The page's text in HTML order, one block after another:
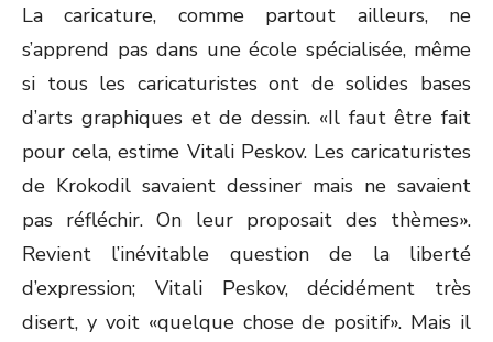
La caricature, comme partout ailleurs, ne
s’apprend pas dans une école spécialisée, même
si tous les caricaturistes ont de solides bases
d’arts graphiques et de dessin. «Il faut être fait
pour cela, estime Vitali Peskov. Les caricaturistes
de Krokodil savaient dessiner mais ne savaient
pas réfléchir. On leur proposait des thèmes».
Revient l’inévitable question de la liberté
d’expression; Vitali Peskov, décidément très
disert, y voit «quelque chose de positif». Mais il